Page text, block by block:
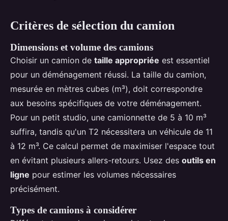
Critères de sélection du camion
Dimensions et volume des camions
Choisir un camion de taille appropriée est essentiel
pour un déménagement réussi. La taille du camion,
mesurée en mètres cubes (m³), doit correspondre
aux besoins spécifiques de votre déménagement.
Pour un petit studio, une camionnette de 5 à 10 m³
suffira, tandis qu'un T2 nécessitera un véhicule de 11
à 12 m³. Ce calcul permet de maximiser l'espace tout
en évitant plusieurs allers-retours. Usez des outils en
ligne pour estimer les volumes nécessaires
précisément.
Types de camions à considérer